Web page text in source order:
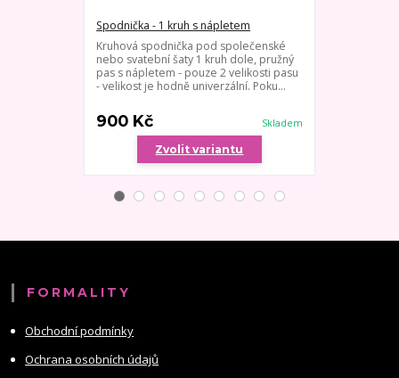
Spodnička - 1 kruh s nápletem
Kruhová spodnička pod společenské
nebo svatební šaty 1 kruh dole, pružný
pas s nápletem - pouze 2 velikosti pasu
- velikost je hodně univerzální. Poku...
900 Kč Skladem
Zvolit variantu
FORMALITY
Obchodní podmínky
Ochrana osobních údajů